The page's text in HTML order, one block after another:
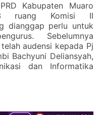
Kabupaten Muaro
ruang Komisi II
dianggap perlu untuk
Sebelumnya
audensi kepada Pj
Bachyuni Deliansyah,
dan Informatika